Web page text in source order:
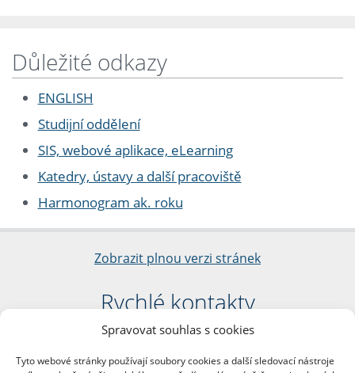
Spravovat souhlas s cookies
Tyto webové stránky používají soubory cookies a další sledovací nástroje
Důležité odkazy
ENGLISH
Studijní oddělení
SIS, webové aplikace, eLearning
Katedry, ústavy a další pracoviště
Harmonogram ak. roku
Zobrazit plnou verzi stránek
Rychlé kontakty
Filozofická fakulta
nám. Jana Palacha 1/2